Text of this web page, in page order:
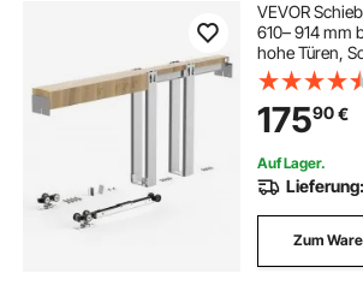
VEVOR
610– 914 mm
hohe Türen,
verzinkter
Soft-Close-
sanftem
Badezimmer
17590€
Auf Lager.
Lieferung:
Zum